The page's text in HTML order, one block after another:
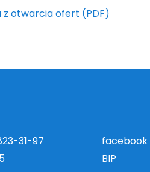
z otwarcia ofert (PDF)
31-97
facebook
BIP